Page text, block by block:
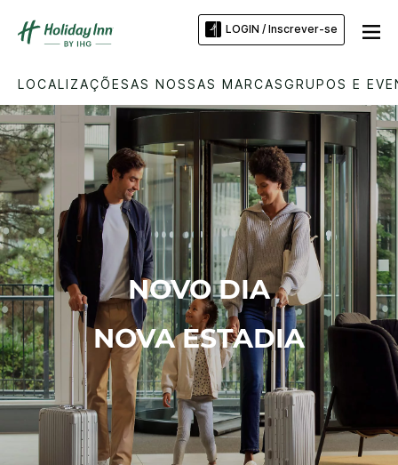
LOGIN / Inscrever-se
LOCALIZAÇÕESAS NOSSAS MARCASGRUPOS E
NOVO DIA
NOVA ESTADIA